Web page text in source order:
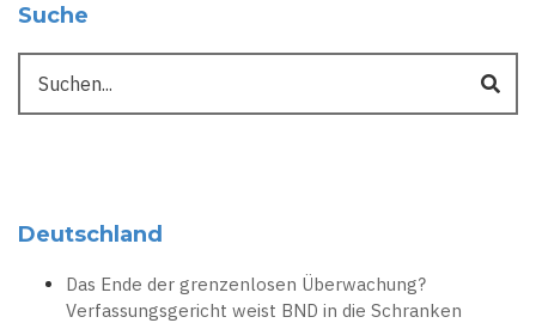
Suche
Deutschland
Das Ende der grenzenlosen Überwachung?
Verfassungsgericht weist BND in die Schranken